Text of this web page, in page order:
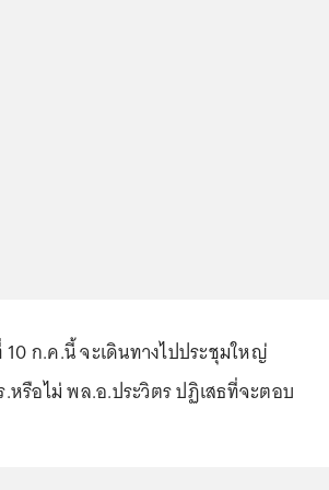
10 ก.ค.นี้ จะเดินทางไปประชุมใหญ่
รือไม่ พล.อ.ประวิตร ปฏิเสธที่จะตอบ